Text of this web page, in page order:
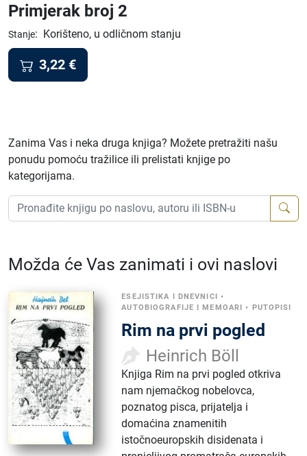
Primjerak broj 2
Stanje: Korišteno, u odličnom stanju
3,22 €
Zanima Vas i neka druga knjiga? Možete pretražiti našu
ponudu pomoću tražilice ili prelistati knjige po
kategorijama.
Možda će Vas zanimati i ovi naslovi
ESEJISTIKA I DNEVNICI
•
AUTOBIOGRAFIJE I MEMOARI
• PUTOPISI
Rim na prvi pogled
Heinrich Böll
Knjiga Rim na prvi pogled otkriva
nam njemačkog nobelovca,
poznatog pisca, prijatelja i
domaćina znamenitih
istočnoeuropskih disidenata i